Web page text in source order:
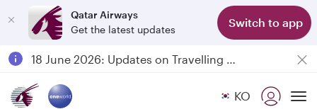
Qatar Airways
Get the latest updates
Switch to app
Passengers flying between Doha and Auckland on QR914 and QR915
18 June 2026: Updates on Travelling with Power Banks
Qatar Airways Expands Global Network to over 160 Destinations KO